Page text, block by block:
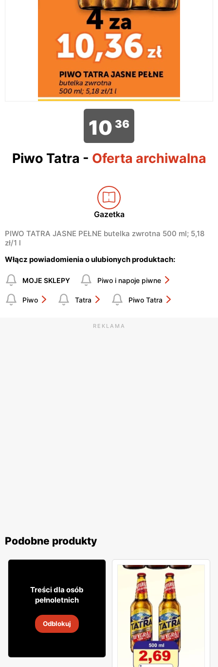
10 36
Piwo Tatra - Oferta archiwalna
Gazetka
PIWO TATRA JASNE PEŁNE butelka zwrotna 500 ml; 5,18
zł/1 l
Włącz powiadomienia o ulubionych produktach:
MOJE SKLEPY Piwo i napoje piwne
Piwo Tatra Piwo Tatra
REKLAMA
Podobne produkty
1278
15 sie 2026
Treści dla osób
pełnoletnich
Odblokuj